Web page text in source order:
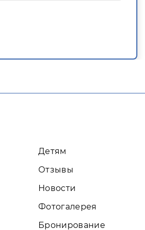
Детям
Отзывы
Новости
Фотогалерея
Бронирование